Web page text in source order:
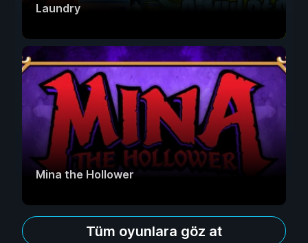
Laundry
Mina the Hollower
Tüm oyunlara göz at